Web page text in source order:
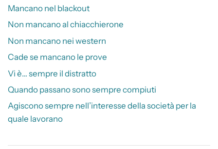
Mancano nel blackout
Non mancano al chiacchierone
Non mancano nei western
Cade se mancano le prove
Vi è… sempre il distratto
Quando passano sono sempre compiuti
Agiscono sempre nell’interesse della società per la
quale lavorano